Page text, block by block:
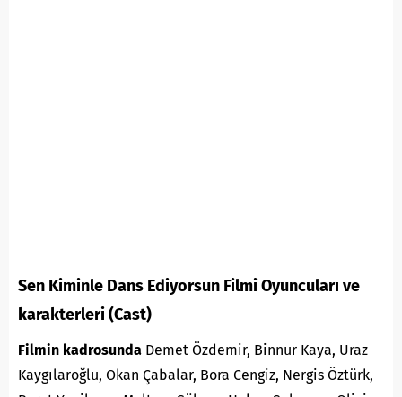
Sen Kiminle Dans Ediyorsun Filmi Oyuncuları ve
karakterleri (Cast)
Filmin kadrosunda Demet Özdemir, Binnur Kaya, Uraz
Kaygılaroğlu, Okan Çabalar, Bora Cengiz, Nergis Öztürk,